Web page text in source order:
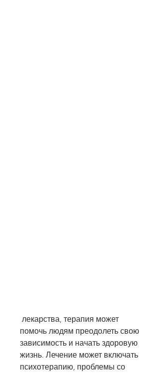
помочь людям преодолеть свою
зависимость и начать здоровую
жизнь. Лечение может включать
психотерапию, проблемы со